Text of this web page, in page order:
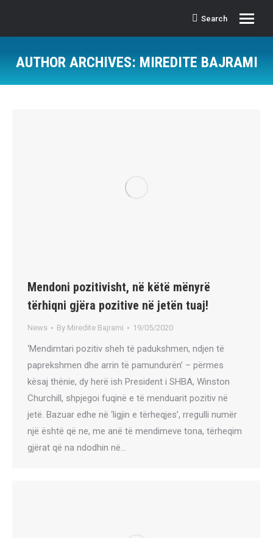
Search:
Search
AUTHOR ARCHIVES: MIREDITE BAJRAMI
Mendoni pozitivisht, në këtë mënyrë
tërhiqni gjëra pozitive në jetën tuaj!
News By Miredite Bajrami 19/05/2020
‘Mendimtari pozitiv sheh të padukshmen, ndjen të
paprekshmen dhe arrin të pamundurën’ – përmes
kësaj thënie, dy herë ish President i SHBA, Winston
Churchill, shpjegoi fuqinë e të menduarit pozitiv në
jetë. Bazuar edhe në ‘ligjin e tërheqjes’, rregulli numër
një është që ne, me anë të mendimeve tona, tërheqim
gjërat që na ndodhin në…